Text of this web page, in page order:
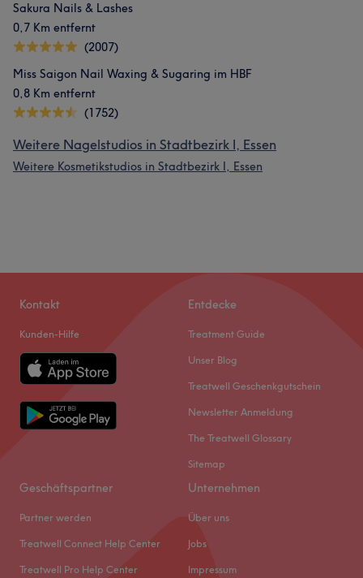
Sakura Nails & Lashes
0,7 Km entfernt
(2007)
Miss Saigon Nail Waxing & Sugaring im HBF
0,8 Km entfernt
(1752)
Weitere Nagelstudios in Stadtbezirk I, Essen
Weitere Kosmetikstudios in Stadtbezirk I, Essen
Kontakt
Kunden-Hilfe
Entdecke
Treatment Guide
Unser Blog
Treatwell Geschenkgutschein
Newsletter Anmeldung
The Treatwell Glossary
Sitemap
Geschäftspartner
Partner werden
Treatwell Connect Help Center
Treatwell Pro Help Center
Unternehmen
Über uns
Jobs
Impressum